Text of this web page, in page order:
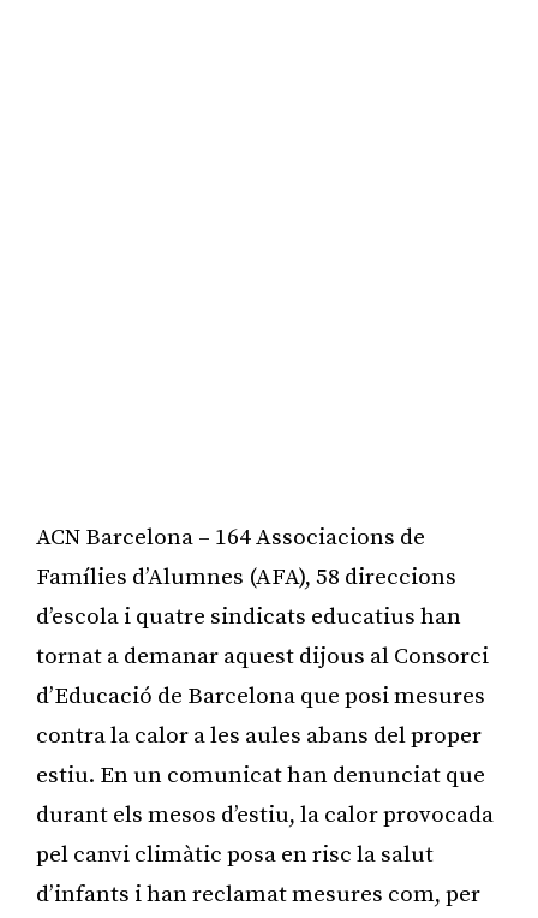
ACN Barcelona – 164 Associacions de
Famílies d’Alumnes (AFA), 58 direccions
d’escola i quatre sindicats educatius han
tornat a demanar aquest dijous al Consorci
d’Educació de Barcelona que posi mesures
contra la calor a les aules abans del proper
estiu. En un comunicat han denunciat que
durant els mesos d’estiu, la calor provocada
pel canvi climàtic posa en risc la salut
d’infants i han reclamat mesures com, per